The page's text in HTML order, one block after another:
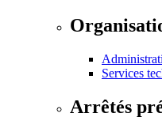
Services
Arrêtés